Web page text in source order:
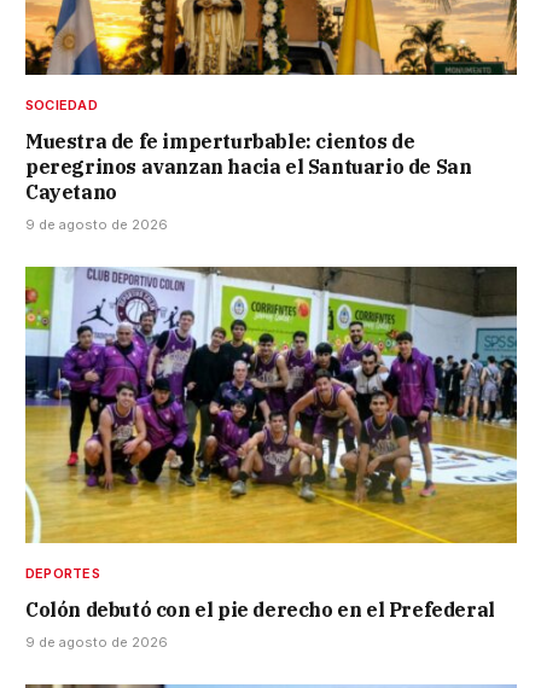
SOCIEDAD
Muestra de fe imperturbable: cientos de
peregrinos avanzan hacia el Santuario de San
Cayetano
9 de agosto de 2026
DEPORTES
Colón debutó con el pie derecho en el Prefederal
9 de agosto de 2026